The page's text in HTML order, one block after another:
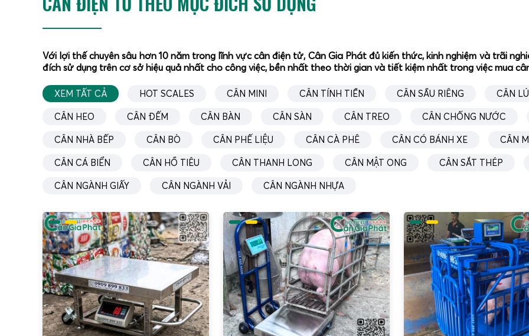
giải quyết triệt để vấn đề này bằng cách cho phép người vận hành
Nhà máy sản xuất: cân bán thành phẩm, thành phẩm trên
Trang trại chăn nuôi: cân heo, bò, dê, cừu trong chuồng
nuôi.
Trong số các thương hiệu trên thị trường,
Cân Điện Tử Gia Phát
sâu vào dòng cân có bánh xe, tập trung vào thiết kế cơ khí, tối
Với lợi thế chuyên sâu hơn 10 năm trong lĩnh vực cân điện tử, Cân Gia Phát đủ kiến thức, kinh nghiệm và trãi
đích sử dụng trên cơ sở hiệu quả nhất cho công việc, bền nhất theo thời gian và tiết kiệm nhất trong việc mua
XEM TẤT CẢ HOT SCALES CÂN MINI CÂN TÍNH TIỀN CÂN SẦU RIÊNG CÂN
CÂN HEO CÂN ĐẾM CÂN BÀN CÂN SÀN CÂN TREO CÂN CHỐNG NƯỚC
CÂN NHÀ BẾP CÂN BÒ CÂN PHẾ LIỆU CÂN CÀ PHÊ CÂN CÓ BÁNH XE CÂN
CÂN CÁ BIỂN CÂN HỒ TIÊU CÂN THANH LONG CÂN MẬT ONG CÂN SẮT THÉP
CÂN NGÀNH GIẤY CÂN NGÀNH VẢI CÂN NGÀNH NHỰA